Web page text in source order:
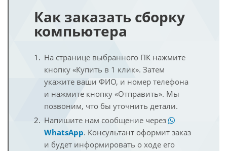
Как заказать сборку
компьютера
На странице выбранного ПК нажмите
кнопку «Купить в 1 клик». Затем
укажите ваши ФИО, и номер телефона
и нажмите кнопку «Отправить». Мы
позвоним, что бы уточнить детали.
Напишите нам сообщение через
WhatsApp. Консультант оформит заказ
и будет информировать о ходе его